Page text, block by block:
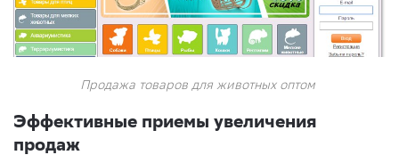
Продажа товаров для животных оптом
Эффективные приемы увеличения
продаж